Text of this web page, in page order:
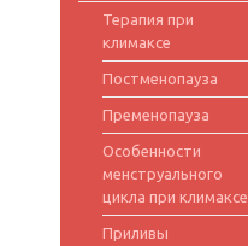
Терапия при
климаксе
Постменопауза
Пременопауза
Особенности
менструального
цикла при климаксе
Приливы